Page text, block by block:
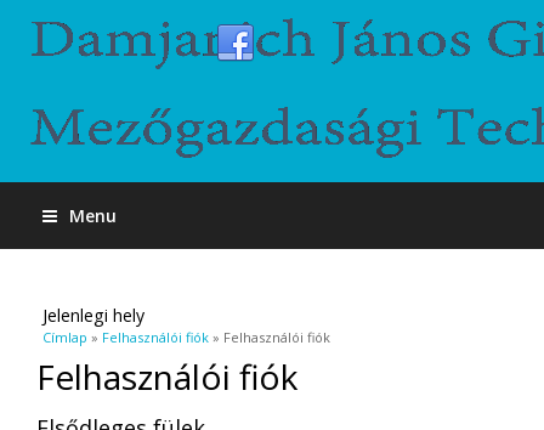
Menu
Jelenlegi hely
Címlap » Felhasználói fiók » Felhasználói fiók
Felhasználói fiók